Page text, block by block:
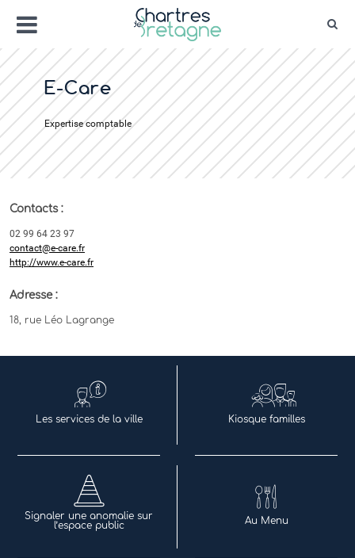
contenu
Menu
Bienvenue sur le site de la ville de
Ville Zéro phyto / 4 fleurs
E-Care
Expertise comptable
Contacts :
02 99 64 23 97
contact@e-care.fr
http://www.e-care.fr
Adresse :
18, rue Léo Lagrange
Les services de la ville Kiosque familles
Signaler une anomalie sur
l’espace public
Au Menu